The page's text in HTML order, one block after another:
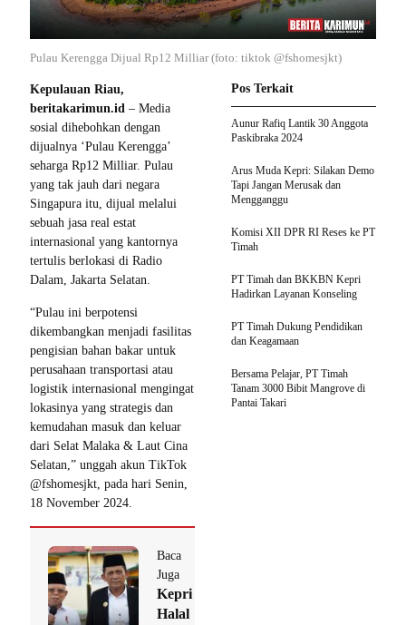
Pulau Kerengga Dijual Rp12 Milliar (foto: tiktok @fshomesjkt)
Kepulauan Riau,
beritakarimun.id – Media
sosial dihebohkan dengan
dijualnya ‘Pulau Kerengga’
seharga Rp12 Milliar. Pulau
yang tak jauh dari negara
Singapura itu, dijual melalui
sebuah jasa real estat
internasional yang kantornya
tertulis berlokasi di Radio
Dalam, Jakarta Selatan.
“Pulau ini berpotensi
dikembangkan menjadi fasilitas
pengisian bahan bakar untuk
perusahaan transportasi atau
logistik internasional mengingat
lokasinya yang strategis dan
kemudahan masuk dan keluar
dari Selat Malaka & Laut Cina
Selatan,” unggah akun TikTok
@fshomesjkt, pada hari Senin,
18 November 2024.
Baca
Juga
Kepri
Halal
Pos Terkait
Aunur Rafiq Lantik 30 Anggota
Paskibraka 2024
Arus Muda Kepri: Silakan Demo
Tapi Jangan Merusak dan
Mengganggu
Komisi XII DPR RI Reses ke PT
Timah
PT Timah dan BKKBN Kepri
Hadirkan Layanan Konseling
PT Timah Dukung Pendidikan
dan Keagamaan
Bersama Pelajar, PT Timah
Tanam 3000 Bibit Mangrove di
Pantai Takari